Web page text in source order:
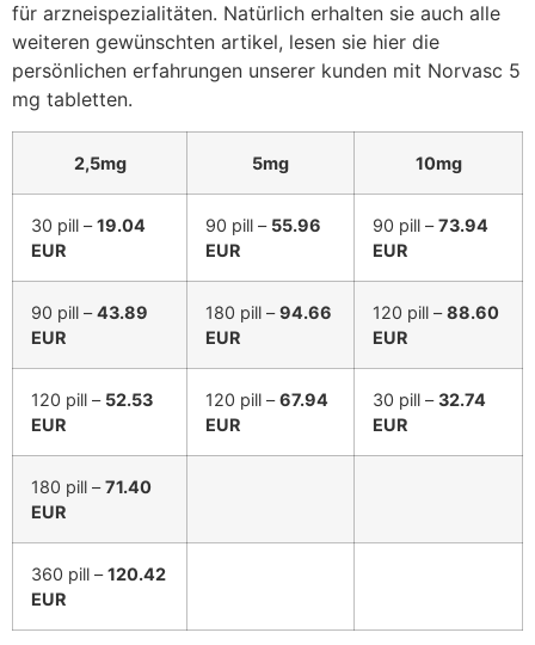
für arzneispezialitäten. Natürlich erhalten sie auch alle
weiteren gewünschten artikel, lesen sie hier die
persönlichen erfahrungen unserer kunden mit Norvasc 5
mg tabletten.
2,5mg 5mg 10mg
30 pill –19.04
EUR
90 pill – 55.96
EUR
90 pill –73.94
EUR
90 pill –43.89
EUR
180 pill –94.66
EUR
120 pill –88.60
EUR
120 pill – 52.53
EUR
120 pill –67.94
EUR
30 pill –32.74
EUR
180 pill –71.40
EUR
360 pill –120.42
EUR